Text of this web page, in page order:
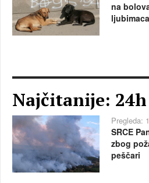
na
ljubimaca
Najčitanije: 24h
Pregleda:
SRCE
zbog
peščari